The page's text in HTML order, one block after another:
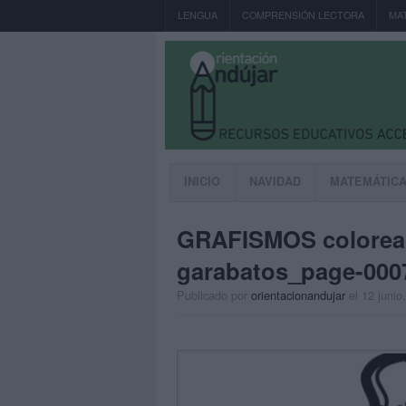
LENGUA COMPRENSIÓN LECTORA
INICIO NAVIDAD
GRAFISMOS
garabatos_page-
Publicado por orientacionandujar el 12